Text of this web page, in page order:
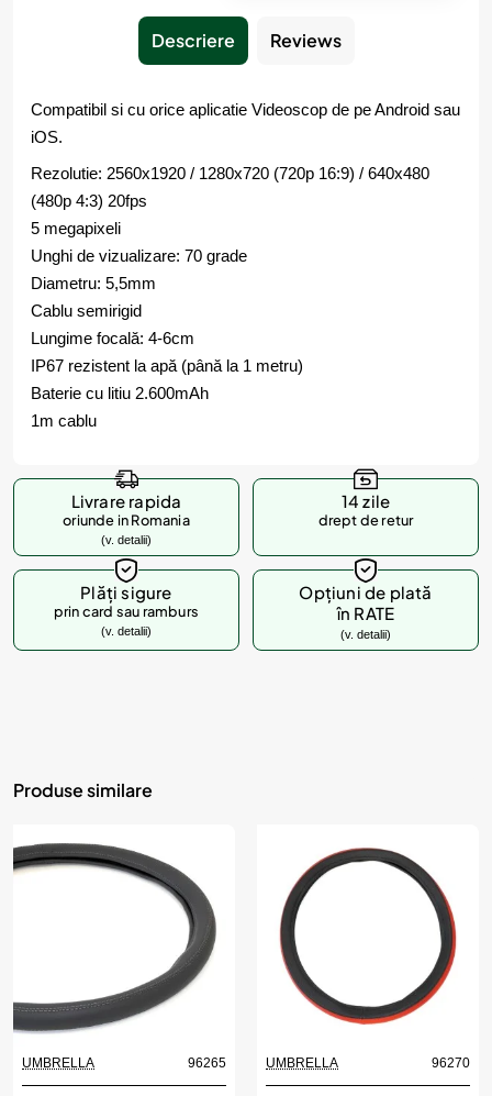
Descriere Reviews
Compatibil si cu orice aplicatie Videoscop de pe Android sau
iOS.
Rezolutie: 2560x1920 / 1280x720 (720p 16:9) / 640x480
(480p 4:3) 20fps
5 megapixeli
Unghi de vizualizare: 70 grade
Diametru: 5,5mm
Cablu semirigid
Lungime focală: 4-6cm
IP67 rezistent la apă (până la 1 metru)
Baterie cu litiu 2.600mAh
1m cablu
Livrare rapida
oriunde in Romania
(v. detalii)
14 zile
drept de retur
Plăți sigure
prin card sau ramburs
(v. detalii)
Opțiuni de plată
în RATE
(v. detalii)
Produse similare
UMBRELLA 96265 UMBRELLA 96270